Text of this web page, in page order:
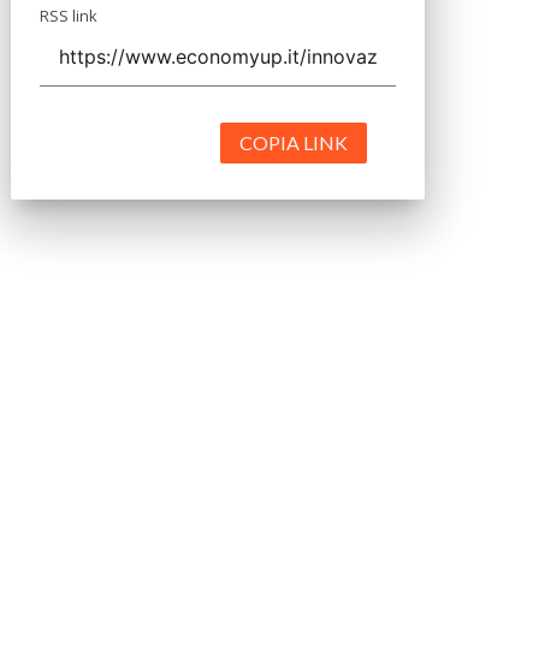
RSS link
COPIA LINK